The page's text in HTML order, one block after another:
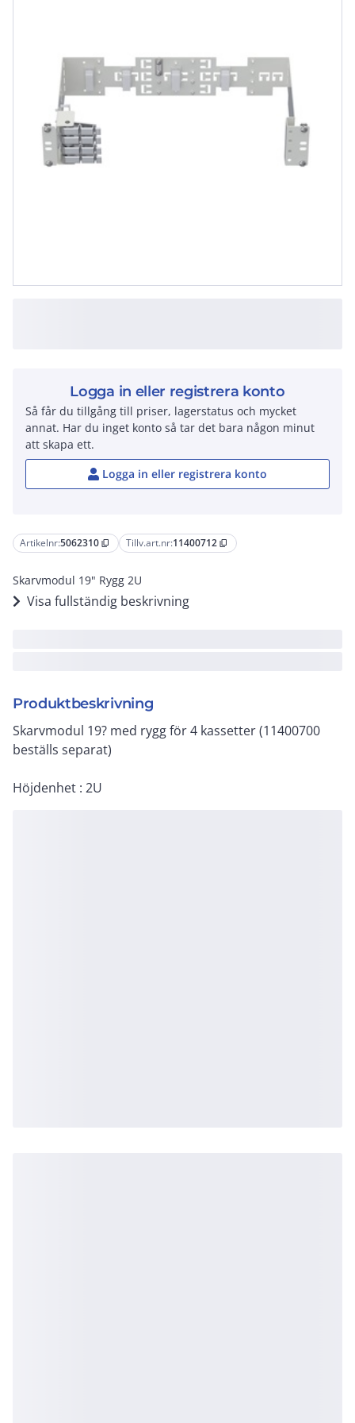
Artikelnr:5062310 content_copy Tillv.art.nr:11400712 content_copy
Skarvmodul 19" Rygg 2U
Visa fullständig beskrivning
Produktbeskrivning
Skarvmodul 19? med rygg för 4 kassetter (11400700
beställs separat)
Höjdenhet : 2U
Logga in eller registrera konto
Så får du tillgång till priser, lagerstatus och mycket
annat. Har du inget konto så tar det bara någon minut
att skapa ett.
Logga in eller registrera konto